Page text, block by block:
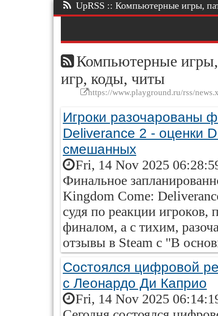
UpRSS :: Компьютерные игры,
Компьютерные
игр, коды, читы
https://www.playground.ru/rss/
Игроки разочарованы
Deliverance 2 - оценки
смешанных
Fri, 14 Nov 2025
Финальное
Kingdom Come:
судя по реакции игроков,
финалом, а с тихим,
отзывы в Steam с "В
Состоялся цифровой
с Леонардо Ди Каприо
Fri, 14 Nov 2025